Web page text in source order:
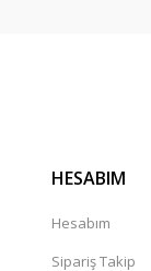
HESABIM
Hesabım
Sipariş Takip